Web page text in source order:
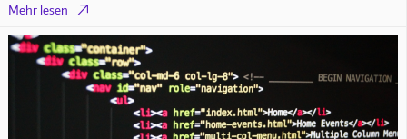
Mehr lesen 